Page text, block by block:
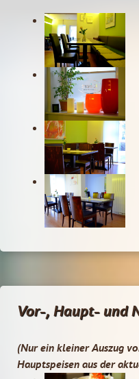
Vor-, Haupt- und
(Nur ein kleiner Auszug
Hauptspeisen aus der